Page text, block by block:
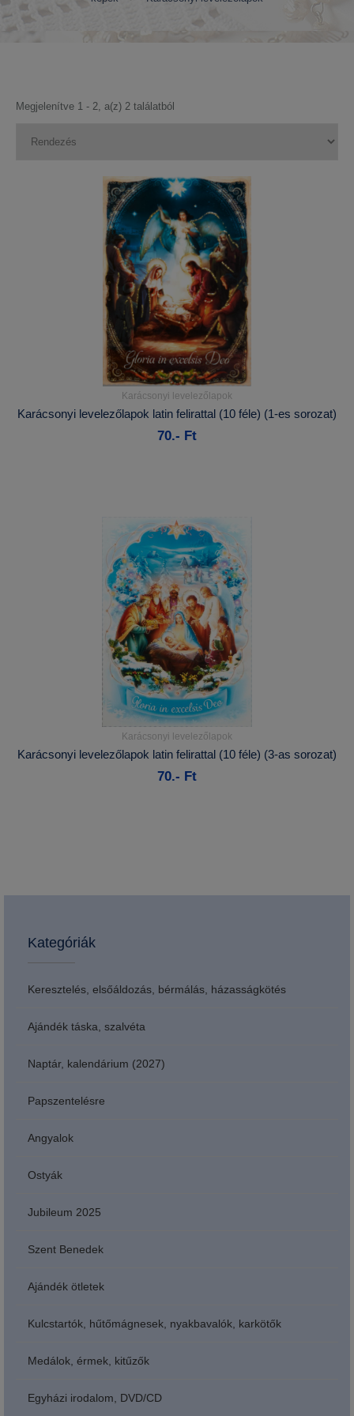
Megjelenítve 1 - 2, a(z) 2 találatból
Részletek...
Kosárba
Karácsonyi levelezőlapok
Karácsonyi levelezőlapok latin felirattal (10 féle) (1-es sorozat)
70.- Ft
Részletek...
Kosárba
Karácsonyi levelezőlapok
Karácsonyi levelezőlapok latin felirattal (10 féle) (3-as sorozat)
70.- Ft
Kategóriák
Keresztelés, elsőáldozás, bérmálás, házasságkötés
Ajándék táska, szalvéta
Naptár, kalendárium (2027)
Papszentelésre
Angyalok
Ostyák
Jubileum 2025
Szent Benedek
Ajándék ötletek
Kulcstartók, hűtőmágnesek, nyakbavalók, karkötők
Medálok, érmek, kitűzők
Egyházi irodalom, DVD/CD